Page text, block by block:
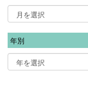
年別